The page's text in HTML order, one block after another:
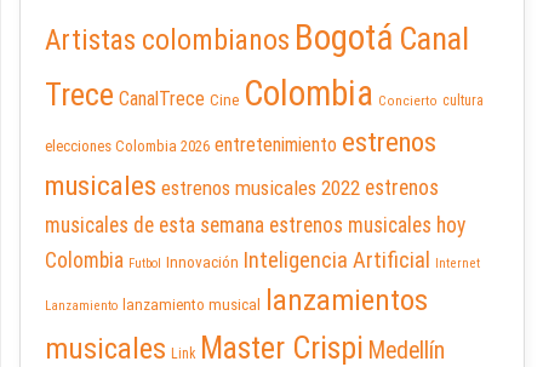
Artistas colombianos Bogotá Canal
Trece CanalTrece Cine Colombia Concierto cultura
elecciones Colombia 2026 entretenimiento estrenos
musicales estrenos musicales 2022 estrenos
musicales de esta semana estrenos musicales hoy
Colombia Futbol Innovación Inteligencia Artificial Internet
Lanzamiento lanzamiento musical
lanzamientos
musicales Link Master Crispi Medellín